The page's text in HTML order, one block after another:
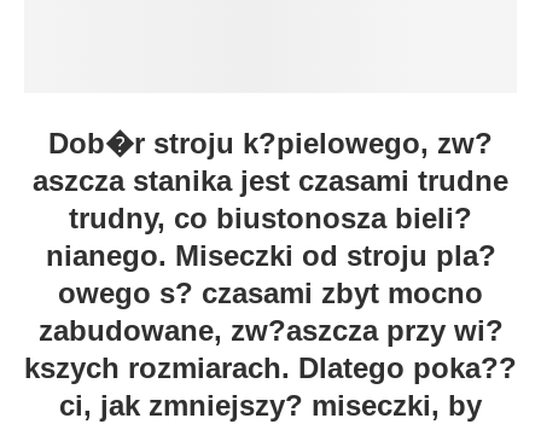
Dob�r stroju k?pielowego, zw?
aszcza stanika jest czasami trudne
trudny, co biustonosza bieli?
nianego. Miseczki od stroju pla?
owego s? czasami zbyt mocno
zabudowane, zw?aszcza przy wi?
kszych rozmiarach. Dlatego poka??
ci, jak zmniejszy? miseczki, by